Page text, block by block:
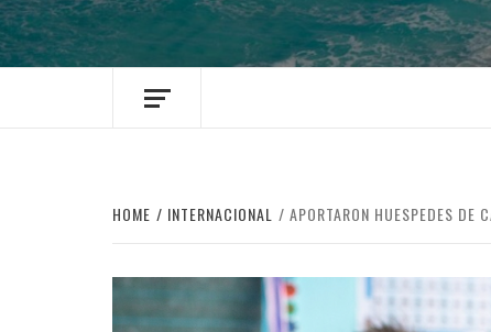
HOME INTERNACIONAL APORTARON HUESPEDES DE